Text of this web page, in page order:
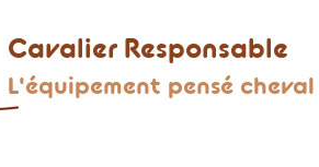
Cavalier Responsable
L'équipement pensé cheval